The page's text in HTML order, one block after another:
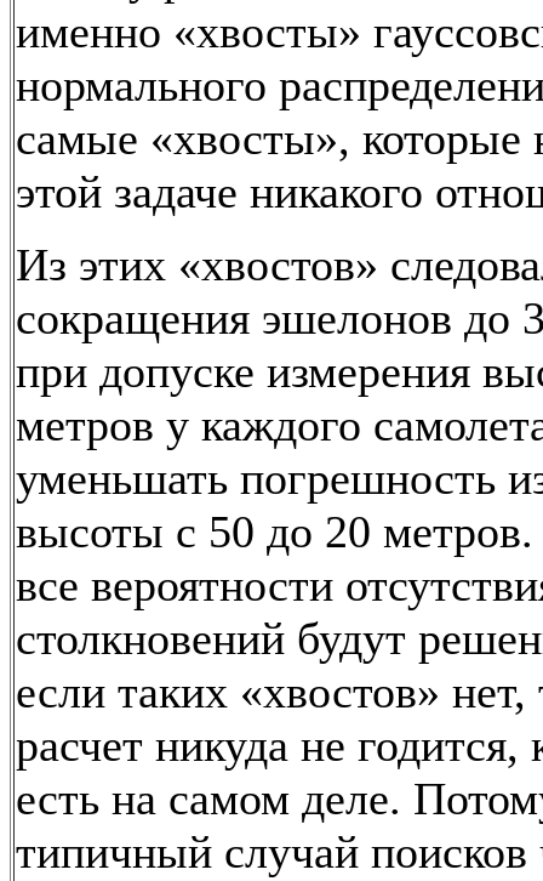
именно «хвосты»
нормального
самые «хвосты», которые
этой задаче никакого
Из этих «хвостов»
сокращения эшелонов до
при допуске измерения
метров у каждого
уменьшать погрешность
высоты с 50 до 20 метров.
все вероятности
столкновений будут
если таких «хвостов» нет,
расчет никуда не годится,
есть на самом деле.
типичный случай поисков